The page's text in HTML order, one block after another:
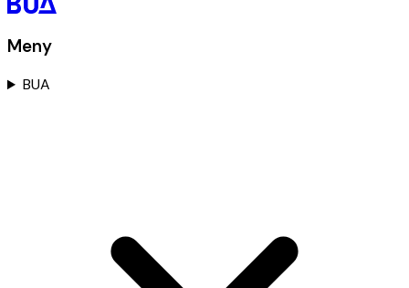
Meny
BUA